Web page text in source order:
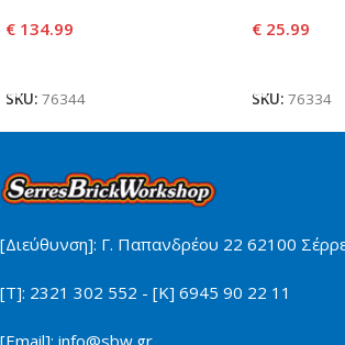
€ 134.99
SKU: 76344
€ 25.99
SKU: 76334
[Διεύθυνση]: Γ. Παπανδρέου 22 62100
[Τ]: 2321 302 552 - [Κ] 6945 90 22 11